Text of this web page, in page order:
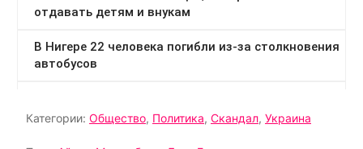
Категории: Общество, Политика, Скандал, Украина